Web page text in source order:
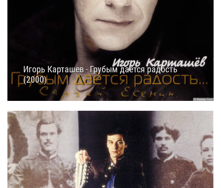
Игорь Карташев - Грубым даётся радость
(2000)
13.06.202514:40